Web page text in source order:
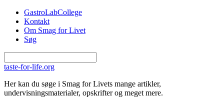
Gå til hovedindhold
GastroLabCollege
Kontakt
Om Smag for Livet
Søg
taste-for-life.org
Her kan du søge i Smag for Livets mange artikler,
undervisningsmaterialer, opskrifter og meget mere.